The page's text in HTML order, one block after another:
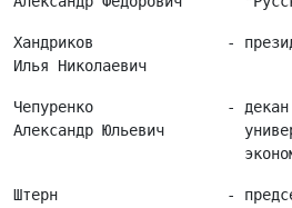
Хандриков               -
Чепуренко               - декан
Александр Юльевич
Штерн                   -